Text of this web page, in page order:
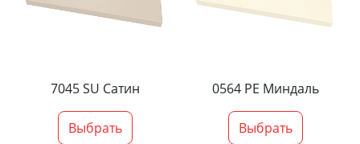
7045 SU Сатин
Выбрать
0564 PE Миндаль
Выбрать